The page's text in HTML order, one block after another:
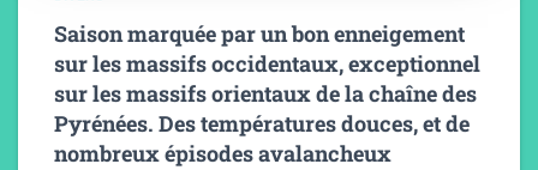
Saison marquée par un bon enneigement
sur les massifs occidentaux, exceptionnel
sur les massifs orientaux de la chaîne des
Pyrénées. Des températures douces, et de
nombreux épisodes avalancheux